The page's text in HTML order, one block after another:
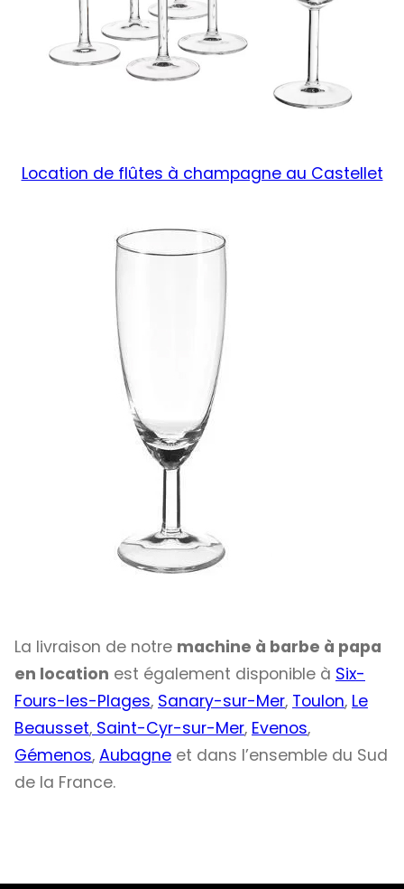
Location de flûtes à champagne au Castellet
La livraison de notre machine à barbe à papa
en location est également disponible à Six-
Fours-les-Plages, Sanary-sur-Mer, Toulon, Le
Beausset, Saint-Cyr-sur-Mer, Evenos,
Gémenos, Aubagne et dans l’ensemble du Sud
de la France.